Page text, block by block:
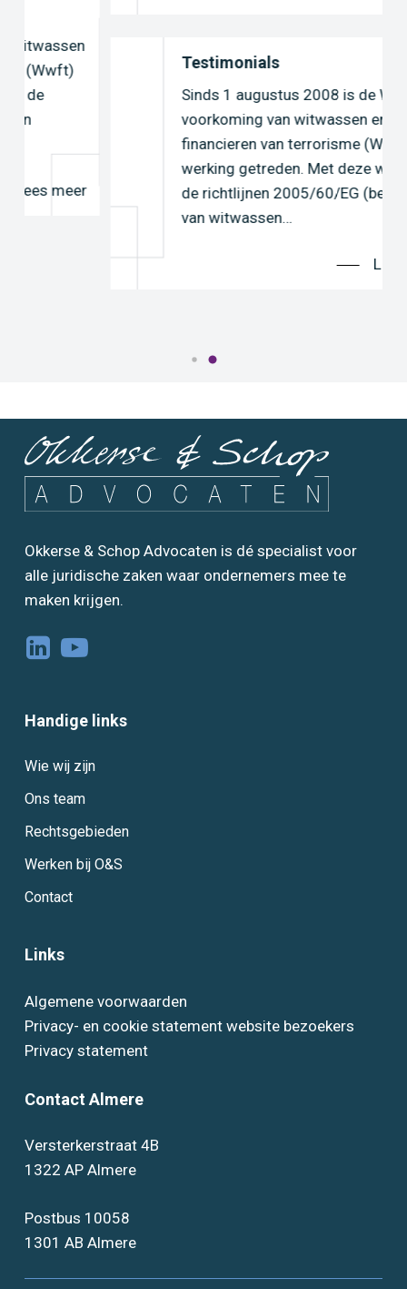
Testimonials
Sinds 1 augustus 2008 is de Wet ter
voorkoming van witwassen en
financieren van terrorisme (Wwft) in
werking getreden. Met deze wet zijn
de richtlijnen 2005/60/EG (bestrijding
van witwassen…
Lees meer
Okkerse & Schop Advocaten is dé specialist voor
alle juridische zaken waar ondernemers mee te
maken krijgen.
Handige links
Wie wij zijn
Ons team
Rechtsgebieden
Werken bij O&S
Contact
Links
Algemene voorwaarden
Privacy- en cookie statement website bezoekers
Privacy statement
Contact Almere
Versterkerstraat 4B
1322 AP Almere
Postbus 10058
1301 AB Almere